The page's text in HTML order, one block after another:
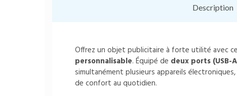
Description
Offrez un objet publicitaire à forte utilité avec ce
personnalisable. Équipé de deux ports (USB-
simultanément plusieurs appareils
de confort au quotidien.